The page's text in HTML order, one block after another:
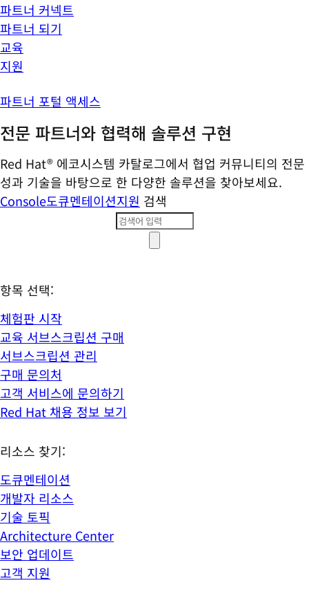
파트너 커넥트
파트너 되기
교육
지원
파트너 포털 액세스
전문 파트너와 협력해 솔루션 구현
Red Hat® 에코시스템 카탈로그에서 협업 커뮤니티의 전문
성과 기술을 바탕으로 한 다양한 솔루션을 찾아보세요.
Console도큐멘테이션지원 검색
항목 선택:
체험판 시작
교육 서브스크립션 구매
서브스크립션 관리
구매 문의처
고객 서비스에 문의하기
Red Hat 채용 정보 보기
리소스 찾기:
도큐멘테이션
개발자 리소스
기술 토픽
Architecture Center
보안 업데이트
고객 지원